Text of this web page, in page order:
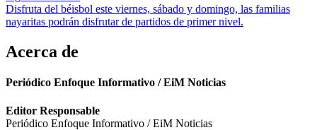
Disfruta del béisbol este viernes, sábado y domingo, las familias
nayaritas podrán disfrutar de partidos de primer nivel.
Acerca de
Periódico Enfoque Informativo / EiM Noticias
Editor Responsable
Periódico Enfoque Informativo / EiM Noticias